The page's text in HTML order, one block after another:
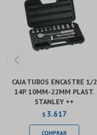
CAJA TUBOS ENCASTRE 1/2
14P. 10MM-22MM PLAST.
STANLEY ++
$ 3.617